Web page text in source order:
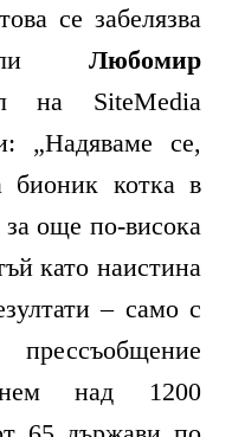
се забелязва
Любомир
на SiteMedia
„Надяваме се,
бионик котка в
още по-висока
като наистина
– само с
прессъобщение
над 1200